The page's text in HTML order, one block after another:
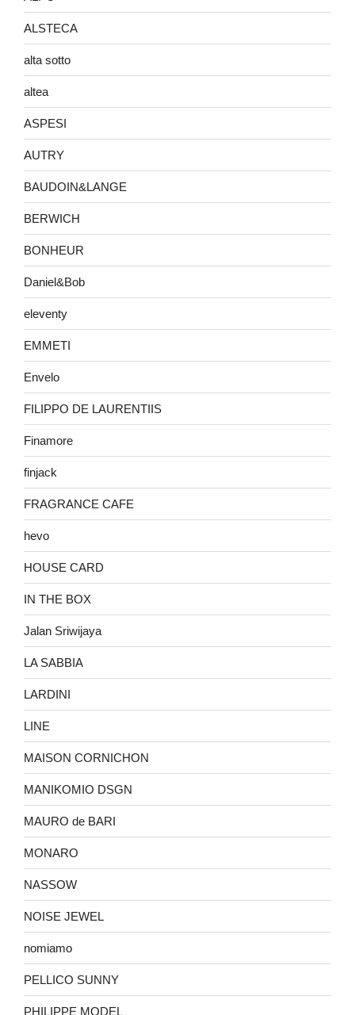
ALSTECA
alta sotto
altea
ASPESI
AUTRY
BAUDOIN&LANGE
BERWICH
BONHEUR
Daniel&Bob
eleventy
EMMETI
Envelo
FILIPPO DE LAURENTIIS
Finamore
finjack
FRAGRANCE CAFE
hevo
HOUSE CARD
IN THE BOX
Jalan Sriwijaya
LA SABBIA
LARDINI
LINE
MAISON CORNICHON
MANIKOMIO DSGN
MAURO de BARI
MONARO
NASSOW
NOISE JEWEL
nomiamo
PELLICO SUNNY
PHILIPPE MODEL